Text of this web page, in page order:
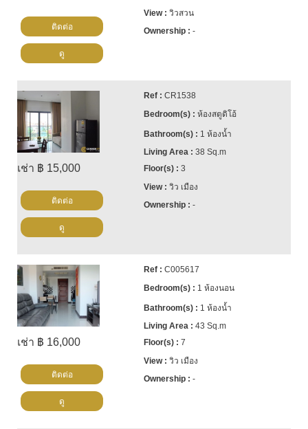
วิวสวน
-
ติดต่อ
ดู
เช่า ฿ 15,000
CR1538
ห้องสตูดิโอ้
1 ห้องน้ำ
38 Sq.m
3
วิว เมือง
-
ติดต่อ
ดู
เช่า ฿ 16,000
C005617
1 ห้องนอน
1 ห้องน้ำ
43 Sq.m
7
วิว เมือง
-
ติดต่อ
ดู